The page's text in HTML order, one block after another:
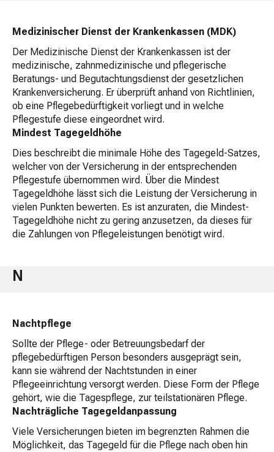
Medizinischer Dienst der Krankenkassen (MDK)
Der Medizinische Dienst der Krankenkassen ist der
medizinische, zahnmedizinische und pflegerische
Beratungs- und Begutachtungsdienst der gesetzlichen
Krankenversicherung. Er überprüft anhand von Richtlinien,
ob eine Pflegebedürftigkeit vorliegt und in welche
Pflegestufe diese eingeordnet wird.
Mindest Tagegeldhöhe
Dies beschreibt die minimale Höhe des Tagegeld-Satzes,
welcher von der Versicherung in der entsprechenden
Pflegestufe übernommen wird. Über die Mindest
Tagegeldhöhe lässt sich die Leistung der Versicherung in
vielen Punkten bewerten. Es ist anzuraten, die Mindest-
Tagegeldhöhe nicht zu gering anzusetzen, da dieses für
die Zahlungen von Pflegeleistungen benötigt wird.
N
Nachtpflege
Sollte der Pflege- oder Betreuungsbedarf der
pflegebedürftigen Person besonders ausgeprägt sein,
kann sie während der Nachtstunden in einer
Pflegeeinrichtung versorgt werden. Diese Form der Pflege
gehört, wie die Tagespflege, zur teilstationären Pflege.
Nachträgliche Tagegeldanpassung
Viele Versicherungen bieten im begrenzten Rahmen die
Möglichkeit, das Tagegeld für die Pflege nach oben hin